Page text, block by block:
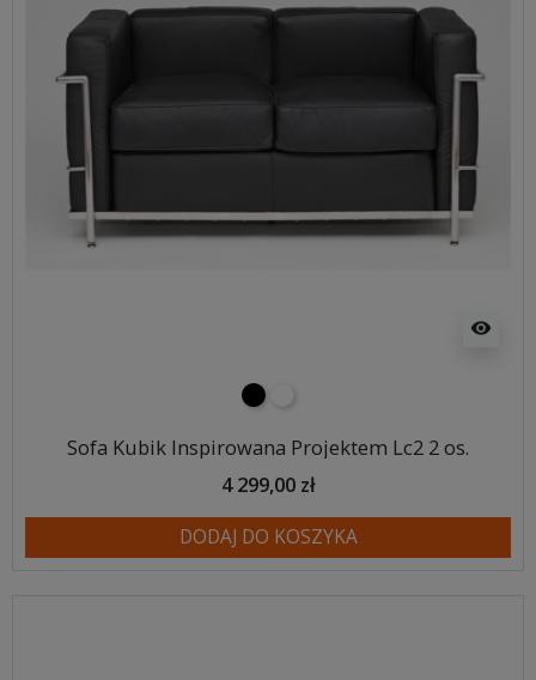
visibility
czarny
Sofa Kubik Inspirowana Projektem Lc2 2 os.
4 299,00 zł
DODAJ DO KOSZYKA